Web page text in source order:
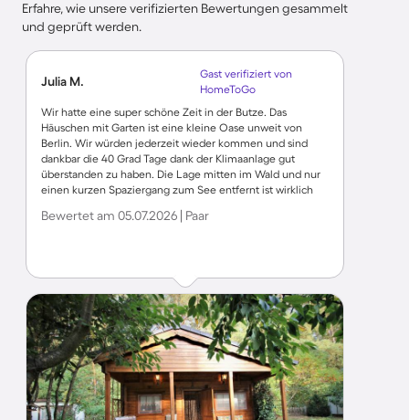
Erfahre, wie unsere verifizierten Bewertungen gesammelt
und geprüft werden.
Julia M.
Gast verifiziert von
HomeToGo
Wir hatte eine super schöne Zeit in der Butze. Das
Häuschen mit Garten ist eine kleine Oase unweit von
Berlin. Wir würden jederzeit wieder kommen und sind
dankbar die 40 Grad Tage dank der Klimaanlage gut
überstanden zu haben. Die Lage mitten im Wald und nur
einen kurzen Spaziergang zum See entfernt ist wirklich
Gastgeber sind jederzeit erreichbar und super lieb. Unser
Bewertet am 05.07.2026 | Paar